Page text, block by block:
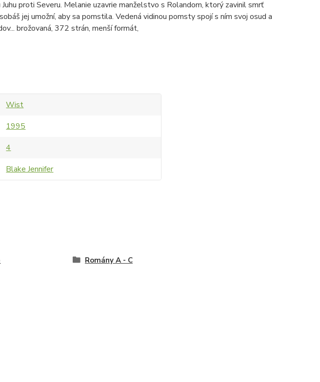
proti Severu. Melanie uzavrie manželstvo s Rolandom, ktorý zavinil smrť
jej umožní, aby sa pomstila. Vedená vidinou pomsty spojí s ním svoj osud a
brožovaná, 372 strán, menší formát,
Wist
1995
4
Blake Jennifer
Romány A - C